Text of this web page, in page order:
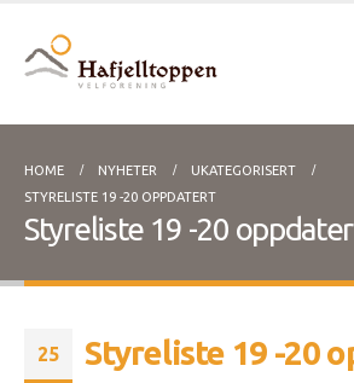
HOME NYHETER
UKATEGORISERT
STYRELISTE 19 -20 OPPDATERT
Styreliste 19 -20
25 Styreliste 19 -20